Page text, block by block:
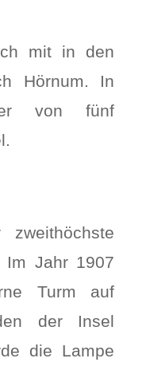
mit in den
Hörnum. In
von fünf
Im Jahr 1907
Turm auf
der Insel
die Lampe